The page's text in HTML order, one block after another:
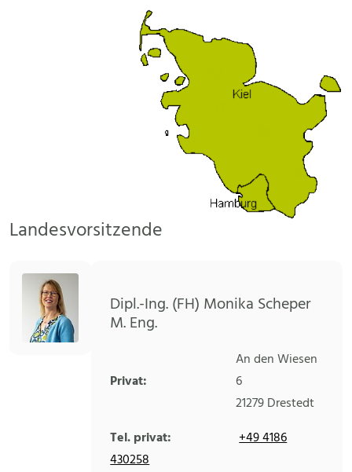
Landesvorsitzende
Dipl.-Ing. (FH) Monika Scheper
M. Eng.
Privat:
An den Wiesen
6
21279Drestedt
Tel. privat:
+49 4186
430258